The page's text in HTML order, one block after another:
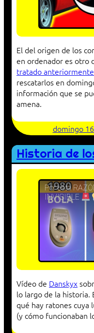
El del origen de los
en ordenador es otro
tratado
rescatarlos en
información que se
amena.
domingo
Historia de
Por esta
INVISIBLE
Vídeo de Danskyx
lo largo de la historia.
qué hay ratones cuya
(y cómo funcionaban